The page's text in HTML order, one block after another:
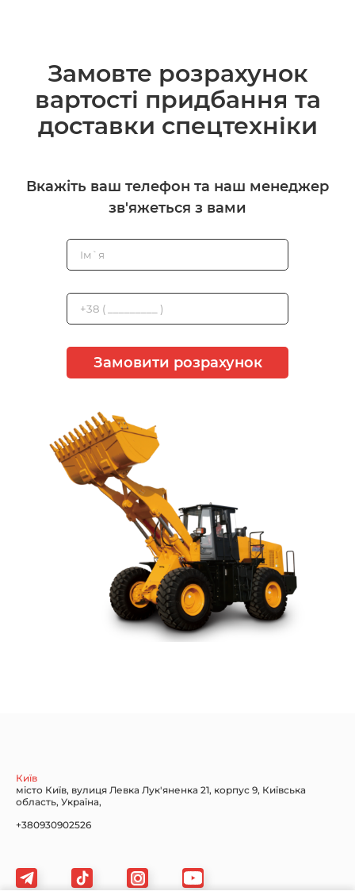
Замовте розрахунок
вартості придбання та
доставки спецтехніки
Вкажіть ваш телефон та наш менеджер
зв'яжеться з вами
Замовити розрахунок
Київ
місто Київ, вулиця Левка Лук'яненка 21, корпус 9, Київська
область, Україна,
+380930902526